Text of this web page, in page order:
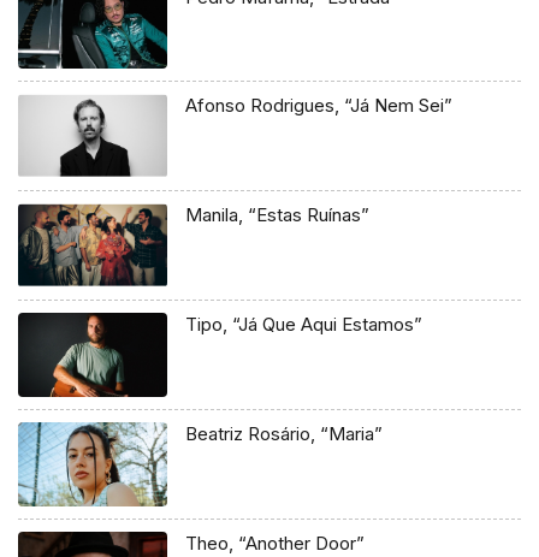
Afonso Rodrigues, “Já Nem Sei”
Manila, “Estas Ruínas”
Tipo, “Já Que Aqui Estamos”
Beatriz Rosário, “Maria”
Theo, “Another Door”